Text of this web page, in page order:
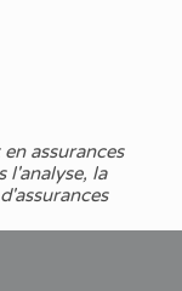
assurances
l'analyse, la